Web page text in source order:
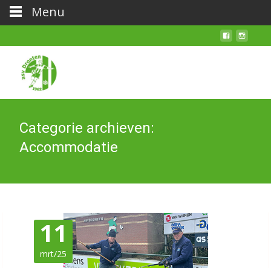
Categorie archieven:
Accommodatie
11
mrt/25
Menu